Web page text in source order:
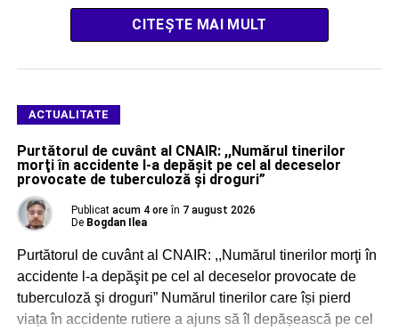
CITEȘTE MAI MULT
ACTUALITATE
Purtătorul de cuvânt al CNAIR: ,,Numărul tinerilor
morţi în accidente l-a depăşit pe cel al deceselor
provocate de tuberculoză şi droguri”
Publicat acum 4 ore în 7 august 2026
De Bogdan Ilea
Purtătorul de cuvânt al CNAIR: ,,Numărul tinerilor morţi în
accidente l-a depăşit pe cel al deceselor provocate de
tuberculoză şi droguri” Numărul tinerilor care își pierd
viața în accidente rutiere a ajuns să îl depășească pe cel